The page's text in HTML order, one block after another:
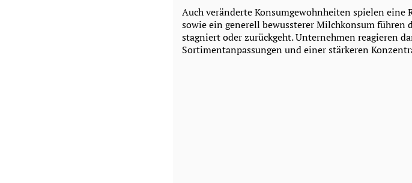
Auch veränderte Konsumgewohnheiten spielen
sowie ein generell bewussterer Milchkonsum führen
stagniert oder zurückgeht. Unternehmen reagieren
Sortimentanpassungen und einer stärkeren